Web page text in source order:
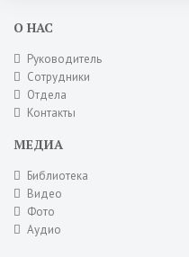
О НАС
Руководитель
Сотрудники
Отдела
Контакты
МЕДИА
Библиотека
Видео
Фото
Аудио